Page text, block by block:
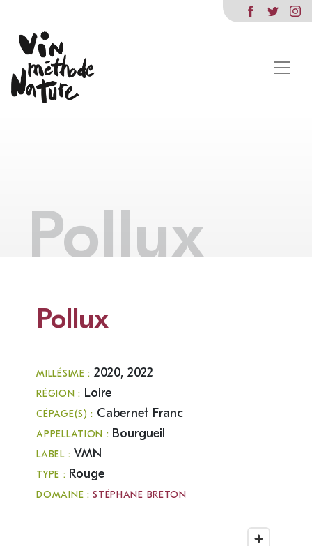
Pollux
Pollux
MILLÉSIME : 2020, 2022
RÉGION : Loire
CÉPAGE(S) : Cabernet Franc
APPELLATION : Bourgueil
LABEL : VMN
TYPE : Rouge
DOMAINE :STÉPHANE BRETON